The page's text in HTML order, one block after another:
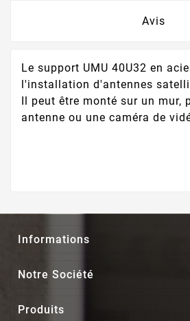
Avis
Le support UMU 40U32 en
l'installation d'antennes
Il peut être monté sur un mur,
antenne ou une caméra de
Informations
Notre Société
Produits